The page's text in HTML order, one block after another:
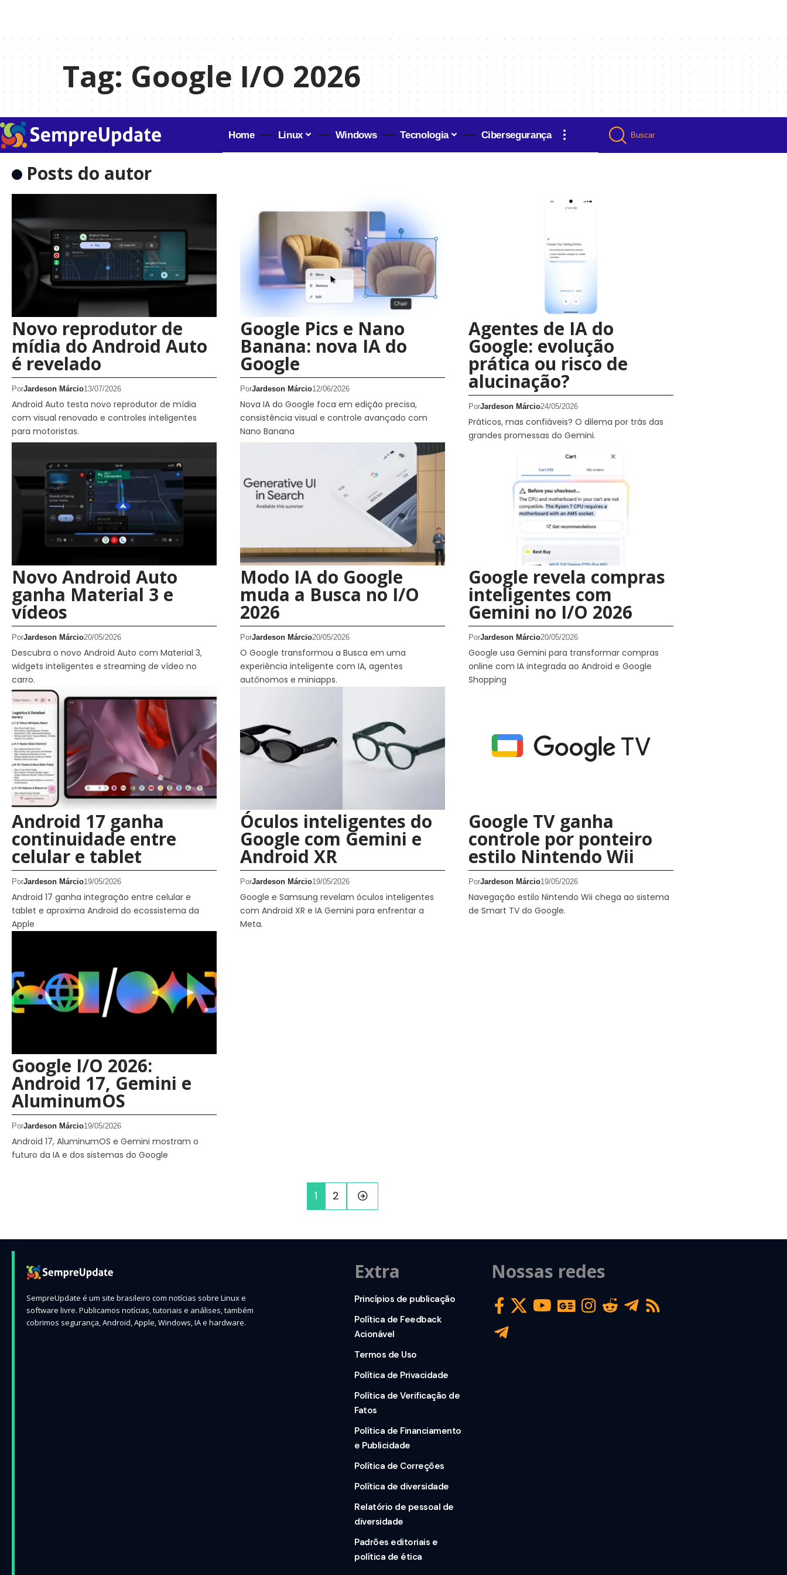
Tag:Google I/O 2026
Home Linux Windows Tecnologia Cibersegurança Buscar
Posts do autor
Novo reprodutor de
mídia do Android Auto
é revelado
PorJardeson Márcio13/07/2026
Android Auto testa novo reprodutor de mídia
com visual renovado e controles inteligentes
para motoristas.
Google Pics e Nano
Banana: nova IA do
Google
PorJardeson Márcio12/06/2026
Nova IA do Google foca em edição precisa,
consistência visual e controle avançado com
Nano Banana
Agentes de IA do
Google: evolução
prática ou risco de
alucinação?
PorJardeson Márcio24/05/2026
Práticos, mas confiáveis? O dilema por trás das
grandes promessas do Gemini.
Novo Android Auto
ganha Material 3 e
vídeos
PorJardeson Márcio20/05/2026
Descubra o novo Android Auto com Material 3,
widgets inteligentes e streaming de vídeo no
carro.
Modo IA do Google
muda a Busca no I/O
2026
PorJardeson Márcio20/05/2026
O Google transformou a Busca em uma
experiência inteligente com IA, agentes
autônomos e miniapps.
Google revela compras
inteligentes com
Gemini no I/O 2026
PorJardeson Márcio20/05/2026
Google usa Gemini para transformar compras
online com IA integrada ao Android e Google
Shopping
Android 17 ganha
continuidade entre
celular e tablet
PorJardeson Márcio19/05/2026
Android 17 ganha integração entre celular e
tablet e aproxima Android do ecossistema da
Apple
Óculos inteligentes do
Google com Gemini e
Android XR
PorJardeson Márcio19/05/2026
Google e Samsung revelam óculos inteligentes
com Android XR e IA Gemini para enfrentar a
Meta.
Google TV ganha
controle por ponteiro
estilo Nintendo Wii
PorJardeson Márcio19/05/2026
Navegação estilo Nintendo Wii chega ao sistema
de Smart TV do Google.
Google I/O 2026:
Android 17, Gemini e
AluminumOS
PorJardeson Márcio19/05/2026
Android 17, AluminumOS e Gemini mostram o
futuro da IA e dos sistemas do Google
1 2
SempreUpdate é um site brasileiro com notícias sobre Linux e
software livre. Publicamos notícias, tutoriais e análises, também
cobrimos segurança, Android, Apple, Windows, IA e hardware.
Extra
Princípios de publicação
Política de Feedback
Acionável
Termos de Uso
Política de Privacidade
Política de Verificação de
Fatos
Política de Financiamento
e Publicidade
Política de Correções
Política de diversidade
Relatório de pessoal de
diversidade
Padrões editoriais e
política de ética
Nossas redes